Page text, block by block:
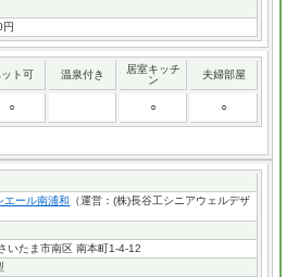
円
ト可 温泉付き
居室キッチ
ン
夫婦部屋
○ ○ ○
エール南浦和
（運営：(株)長谷工シニアウェルデザ
いたま市南区 南本町1-4-12